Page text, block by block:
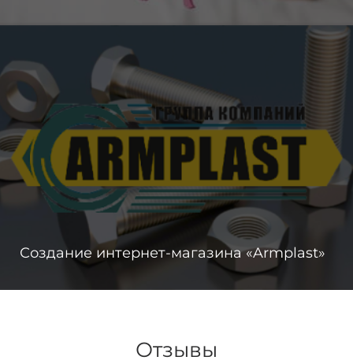
Создание интернет-магазина «Armplast»
Отзывы